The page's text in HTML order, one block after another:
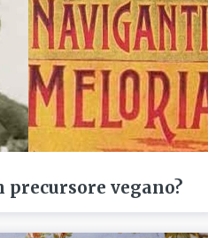
vegano?